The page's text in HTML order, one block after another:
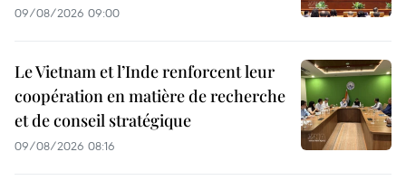
09/08/2026 09:00
Le Vietnam et l’Inde renforcent leur
coopération en matière de recherche
et de conseil stratégique
09/08/2026 08:16